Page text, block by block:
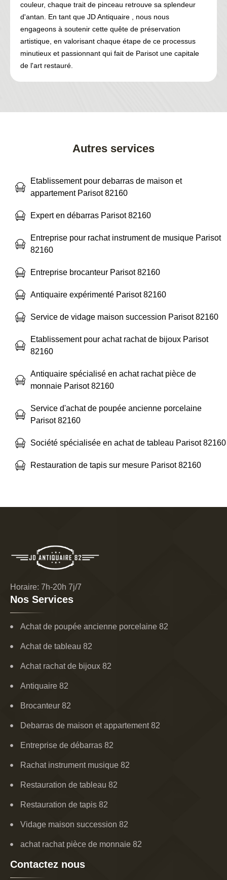
couleur, chaque trait de pinceau retrouve sa splendeur
d'antan. En tant que JD Antiquaire , nous nous
engageons à soutenir cette quête de préservation
artistique, en valorisant chaque étape de ce processus
minutieux et passionnant qui fait de Parisot une capitale
de l'art restauré.
Autres services
Etablissement pour debarras de maison et
appartement Parisot 82160
Expert en débarras Parisot 82160
Entreprise pour rachat instrument de musique Parisot
82160
Entreprise brocanteur Parisot 82160
Antiquaire expérimenté Parisot 82160
Service de vidage maison succession Parisot 82160
Etablissement pour achat rachat de bijoux Parisot
82160
Antiquaire spécialisé en achat rachat pièce de
monnaie Parisot 82160
Service d'achat de poupée ancienne porcelaine
Parisot 82160
Société spécialisée en achat de tableau Parisot 82160
Restauration de tapis sur mesure Parisot 82160
Horaire: 7h-20h 7j/7
Nos Services
Achat de poupée ancienne porcelaine 82
Achat de tableau 82
Achat rachat de bijoux 82
Antiquaire 82
Brocanteur 82
Debarras de maison et appartement 82
Entreprise de débarras 82
Rachat instrument musique 82
Restauration de tableau 82
Restauration de tapis 82
Vidage maison succession 82
achat rachat pièce de monnaie 82
Contactez nous